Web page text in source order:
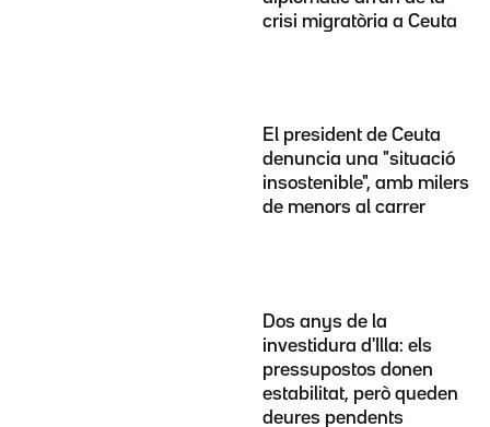
crisi migratòria a Ceuta
El president de Ceuta
denuncia una "situació
insostenible", amb milers
de menors al carrer
Dos anys de la
investidura d'Illa: els
pressupostos donen
estabilitat, però queden
deures pendents